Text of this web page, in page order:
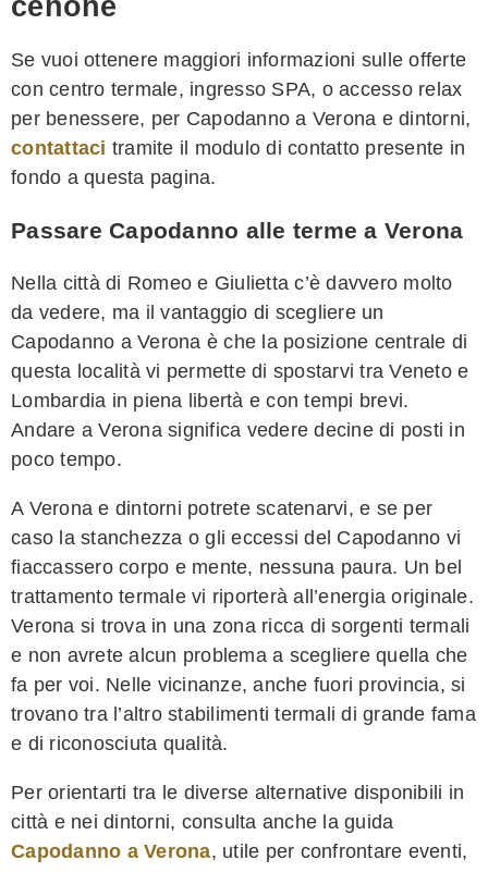
cenone
Se vuoi ottenere maggiori informazioni sulle offerte
con centro termale, ingresso SPA, o accesso relax
per benessere, per Capodanno a Verona e dintorni,
contattaci tramite il modulo di contatto presente in
fondo a questa pagina.
Passare Capodanno alle terme a Verona
Nella città di Romeo e Giulietta c’è davvero molto
da vedere, ma il vantaggio di scegliere un
Capodanno a Verona è che la posizione centrale di
questa località vi permette di spostarvi tra Veneto e
Lombardia in piena libertà e con tempi brevi.
Andare a Verona significa vedere decine di posti in
poco tempo.
A Verona e dintorni potrete scatenarvi, e se per
caso la stanchezza o gli eccessi del Capodanno vi
fiaccassero corpo e mente, nessuna paura. Un bel
trattamento termale vi riporterà all’energia originale.
Verona si trova in una zona ricca di sorgenti termali
e non avrete alcun problema a scegliere quella che
fa per voi. Nelle vicinanze, anche fuori provincia, si
trovano tra l’altro stabilimenti termali di grande fama
e di riconosciuta qualità.
Per orientarti tra le diverse alternative disponibili in
città e nei dintorni, consulta anche la guida
Capodanno a Verona, utile per confrontare eventi,